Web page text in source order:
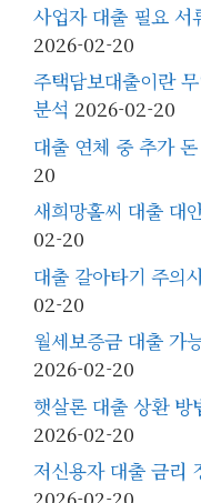
사업자 대출 필요 서
2026-02-20
주택담보대출이란
분석 2026-02-20
대출 연체 중 추가
20
새희망홀씨 대출 대
02-20
대출 갈아타기 주의
02-20
월세보증금 대출 가
2026-02-20
햇살론 대출 상환 방
2026-02-20
저신용자 대출 금리